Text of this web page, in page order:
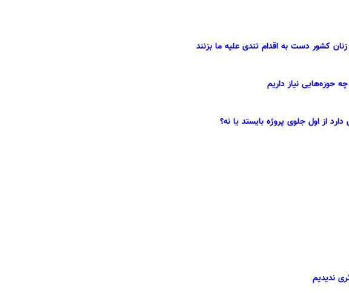
کشور دست به اقدام تندی علیه ما بزنند
حوزه‌هایی نیاز داریم
از اول جلوی پروژه بایستد یا نه؟
ندیدیم